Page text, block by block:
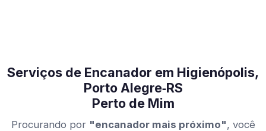
Serviços de Encanador em Higienópolis,
Porto Alegre‑RS
Perto de Mim
Procurando por "encanador mais próximo", você